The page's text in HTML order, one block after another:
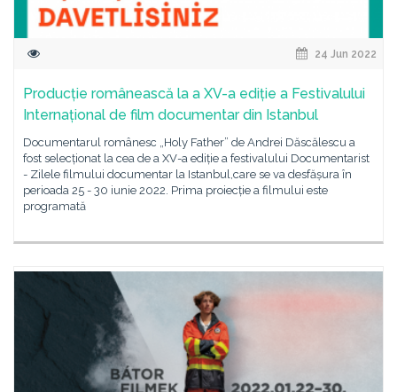
24 Jun 2022
Producție românească la a XV-a ediție a Festivalului
Internațional de film documentar din Istanbul
Documentarul românesc „Holy Father” de Andrei Dăscălescu a
fost selecționat la cea de a XV-a ediție a festivalului Documentarist
- Zilele filmului documentar la Istanbul,care se va desfășura în
perioada 25 - 30 iunie 2022. Prima proiecție a filmului este
programată